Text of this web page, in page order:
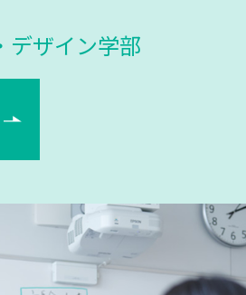
デザイン学部